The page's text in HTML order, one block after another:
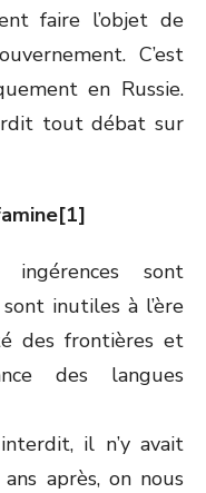
faire l’objet de
C’est
en Russie.
tout débat sur
sont
inutiles à l’ère
des frontières et
des langues
il n’y avait
après, on nous